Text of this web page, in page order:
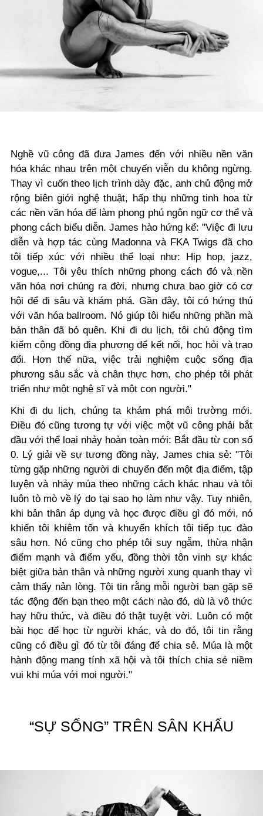
Nghề vũ công đã đưa James đến với nhiều nền văn
hóa khác nhau trên một chuyến viễn du không ngừng.
Thay vì cuốn theo lịch trình dày đặc, anh chủ động mở
rộng biên giới nghệ thuật, hấp thụ những tinh hoa từ
các nền văn hóa để làm phong phú ngôn ngữ cơ thể và
phong cách biểu diễn. James hào hứng kể: "Việc đi lưu
diễn và hợp tác cùng Madonna và FKA Twigs đã cho
tôi tiếp xúc với nhiều thể loại như: Hip hop, jazz,
vogue,... Tôi yêu thích những phong cách đó và nền
văn hóa nơi chúng ra đời, nhưng chưa bao giờ có cơ
hội để đi sâu và khám phá. Gần đây, tôi có hứng thú
với văn hóa ballroom. Nó giúp tôi hiểu những phần mà
bản thân đã bỏ quên. Khi đi du lịch, tôi chủ động tìm
kiếm cộng đồng địa phương để kết nối, học hỏi và trao
đổi. Hơn thế nữa, việc trải nghiệm cuộc sống địa
phương sâu sắc và chân thực hơn, cho phép tôi phát
triển như một nghệ sĩ và một con người."
Khi đi du lịch, chúng ta khám phá môi trường mới.
Điều đó cũng tương tự với việc một vũ công phải bắt
đầu với thể loại nhảy hoàn toàn mới: Bắt đầu từ con số
0. Lý giải về sự tương đồng này, James chia sẻ: "Tôi
từng gặp những người di chuyển đến một địa điểm, tập
luyện và nhảy múa theo những cách khác nhau và tôi
luôn tò mò về lý do tại sao họ làm như vậy. Tuy nhiên,
khi bản thân áp dụng và học được điều gì đó mới, nó
khiến tôi khiêm tốn và khuyến khích tôi tiếp tục đào
sâu hơn. Nó cũng cho phép tôi suy ngẫm, thừa nhận
điểm mạnh và điểm yếu, đồng thời tôn vinh sự khác
biệt giữa bản thân và những người xung quanh thay vì
cảm thấy nản lòng. Tôi tin rằng mỗi người bạn gặp sẽ
tác động đến bạn theo một cách nào đó, dù là vô thức
hay hữu thức, và điều đó thật tuyệt vời. Luôn có một
bài học để học từ người khác, và do đó, tôi tin rằng
cũng có điều gì đó từ tôi đáng để chia sẻ. Múa là một
hành động mang tính xã hội và tôi thích chia sẻ niềm
vui khi múa với mọi người."
“SỰ SỐNG” TRÊN SÂN KHẤU